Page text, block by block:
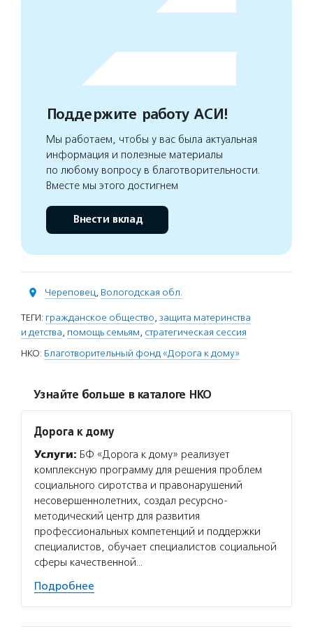
Поддержите работу АСИ!
Мы работаем, чтобы у вас была актуальная
информация и полезные материалы
по любому вопросу в благотворительности.
Вместе мы этого достигнем
Внести вклад
Череповец, Вологодская обл.
ТЕГИ: гражданское общество, защита материнства
и детства, помощь семьям, стратегическая сессия
НКО: Благотворительный фонд «Дорога к дому»
Узнайте больше в каталоге НКО
Дорога к дому
Услуги: БФ «Дорога к дому» реализует
комплексную программу для решения проблем
социального сиротства и правонарушений
несовершеннолетних, создал ресурсно-
методический центр для развития
профессиональных компетенций и поддержки
специалистов, обучает специалистов социальной
сферы качественной…
Подробнее